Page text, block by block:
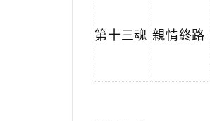
第十三魂 親情終路